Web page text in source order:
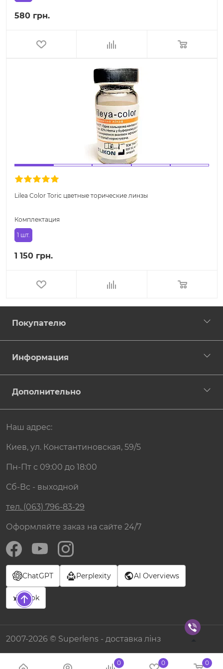
580 грн.
Lilea Color Toric цветные торические линзы
Комплектация
1 шт.
1 150 грн.
Покупателю
Информация
Дополнительно
Наш адрес:
Киев, ул. Константиновская, 59/5
Пн-Пт с 09:00 до 18:00
Сб-Вс - выходной
тел. (063) 796-83-29
Оформляйте заказ на сайте 24/7
ChatGPT Perplexity AI Overviews
Grok
2007-2026 © Superlens - доставка лінз
0 0 0